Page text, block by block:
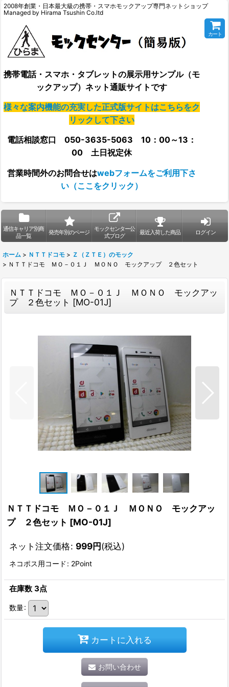
2008年創業・日本最大級の携帯・スマホモックアップ専門ネットショップ
Managed by Hirama Tsushin Co.ltd
携帯電話・スマホ・タブレットの展示用サンプル（モ
ックアップ）ネット通販サイトです
様々な案内機能の充実した正式版サイトはこちらをク
リックして下さい
電話相談窓口 050-3635-5063 10：00～13：
00 土日祝定休
営業時間外のお問合せはwebフォームをご利用下さ
い（ここをクリック）
カート
通信キャリア別商
品一覧
発売年別のページ
モックセンター公
式ブログ
最近入荷した商品 ログイン
ホーム > ＮＴＴドコモ > Ｚ（ＺＴＥ）のモック
> ＮＴＴドコモ ＭＯ－０１Ｊ ＭＯＮＯ モックアップ ２色セット
ＮＴＴドコモ ＭＯ－０１Ｊ ＭＯＮＯ モックアッ
プ ２色セット [MO-01J]
ＮＴＴドコモ ＭＯ－０１Ｊ ＭＯＮＯ モックアッ
プ ２色セット [MO-01J]
ネット注文価格: 999円(税込)
ネコポス用コード : 2Point
在庫数 3点
数量:
カートに入れる
お問い合わせ